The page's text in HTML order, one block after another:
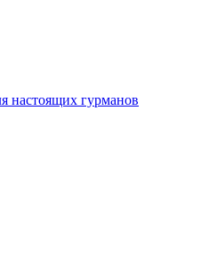
настоящих гурманов